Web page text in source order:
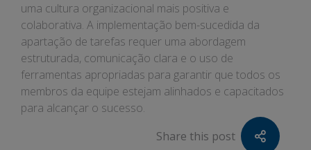
uma cultura organizacional mais positiva e
colaborativa. A implementação bem-sucedida da
apartação de tarefas requer uma abordagem
estruturada, comunicação clara e o uso de
ferramentas apropriadas para garantir que todos os
membros da equipe estejam alinhados e capacitados
para alcançar o sucesso.
Share this post